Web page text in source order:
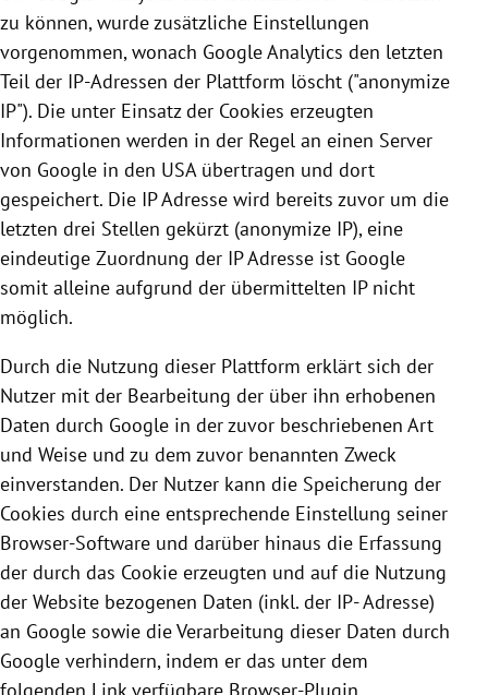
zu können, wurde zusätzliche Einstellungen
vorgenommen, wonach Google Analytics den letzten
Teil der IP-Adressen der Plattform löscht ("anonymize
IP"). Die unter Einsatz der Cookies erzeugten
Informationen werden in der Regel an einen Server
von Google in den USA übertragen und dort
gespeichert. Die IP Adresse wird bereits zuvor um die
letzten drei Stellen gekürzt (anonymize IP), eine
eindeutige Zuordnung der IP Adresse ist Google
somit alleine aufgrund der übermittelten IP nicht
möglich.
Durch die Nutzung dieser Plattform erklärt sich der
Nutzer mit der Bearbeitung der über ihn erhobenen
Daten durch Google in der zuvor beschriebenen Art
und Weise und zu dem zuvor benannten Zweck
einverstanden. Der Nutzer kann die Speicherung der
Cookies durch eine entsprechende Einstellung seiner
Browser-Software und darüber hinaus die Erfassung
der durch das Cookie erzeugten und auf die Nutzung
der Website bezogenen Daten (inkl. der IP- Adresse)
an Google sowie die Verarbeitung dieser Daten durch
Google verhindern, indem er das unter dem
folgenden Link verfügbare Browser-Plugin